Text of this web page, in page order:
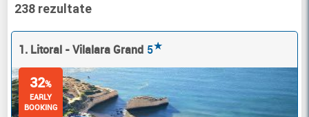
238 rezultate
1. Litoral - Vilalara Grand 5★
32%
EARLY
BOOKING